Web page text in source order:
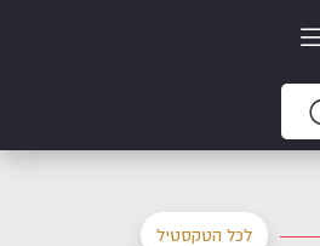
לכל הטקסטיל